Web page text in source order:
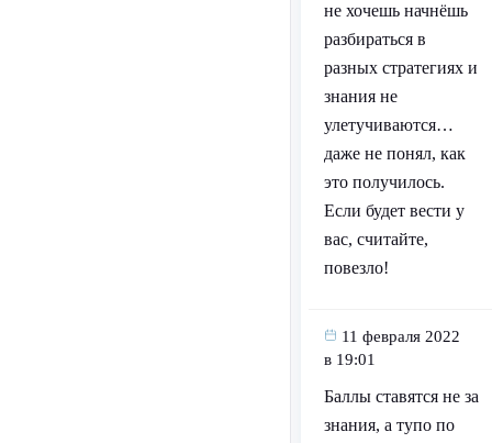
не хочешь начнёшь
разбираться в
разных стратегиях и
знания не
улетучиваются…
даже не понял, как
это получилось.
Если будет вести у
вас, считайте,
повезло!
11 февраля 2022
в 19:01
Баллы ставятся не за
знания, а тупо по